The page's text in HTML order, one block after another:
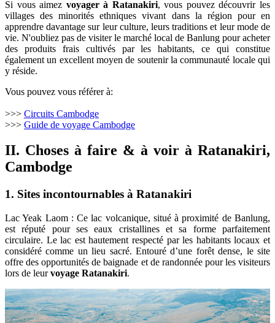
Si vous aimez voyager à Ratanakiri, vous pouvez découvrir les
villages des minorités ethniques vivant dans la région pour en
apprendre davantage sur leur culture, leurs traditions et leur mode de
vie. N'oubliez pas de visiter le marché local de Banlung pour acheter
des produits frais cultivés par les habitants, ce qui constitue
également un excellent moyen de soutenir la communauté locale qui
y réside.
Vous pouvez vous référer à:
>>> Circuits Cambodge
>>> Guide de voyage Cambodge
II. Choses à faire & à voir à Ratanakiri,
Cambodge
1. Sites incontournables à Ratanakiri
Lac Yeak Laom : Ce lac volcanique, situé à proximité de Banlung,
est réputé pour ses eaux cristallines et sa forme parfaitement
circulaire. Le lac est hautement respecté par les habitants locaux et
considéré comme un lieu sacré. Entouré d’une forêt dense, le site
offre des opportunités de baignade et de randonnée pour les visiteurs
lors de leurvoyage Ratanakiri.